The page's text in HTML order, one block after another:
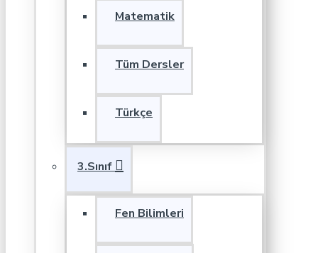
Matematik
Tüm Dersler
Türkçe
3.Sınıf
Fen Bilimleri